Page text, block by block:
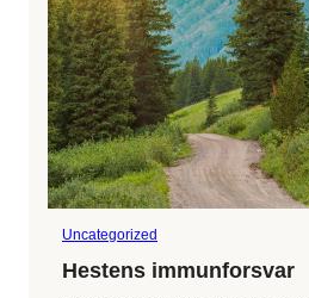
Uncategorized
Hestens immunforsvar